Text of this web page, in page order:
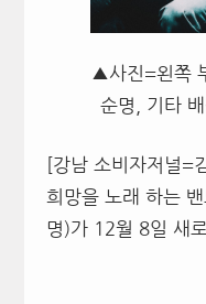
▲사진=왼쪽
순명, 기타
[강남 소비자저널=
희망을 노래 하는
명)가 12월 8일 새